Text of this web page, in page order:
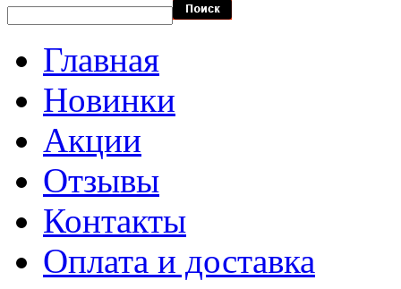
Главная
Новинки
Акции
Отзывы
Контакты
Оплата и доставка